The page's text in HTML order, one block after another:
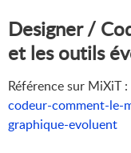
Designer /
et les outils
Référence sur MiXiT :
codeur-comment-le-
graphique-evoluent